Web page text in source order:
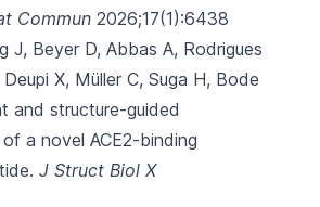
Commun 2026;17(1):6438
J, Beyer D, Abbas A, Rodrigues
Deupi X, Müller C, Suga H, Bode
and structure-guided
a novel ACE2-binding
J Struct Biol X